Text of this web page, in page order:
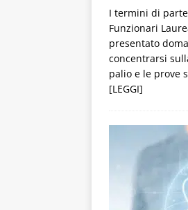
I termini di
Funzionari
presentato
concentrarsi
palio e le prove
[LEGGI]